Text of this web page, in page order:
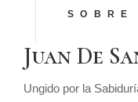
SOBRE
Juan De
Ungido por la